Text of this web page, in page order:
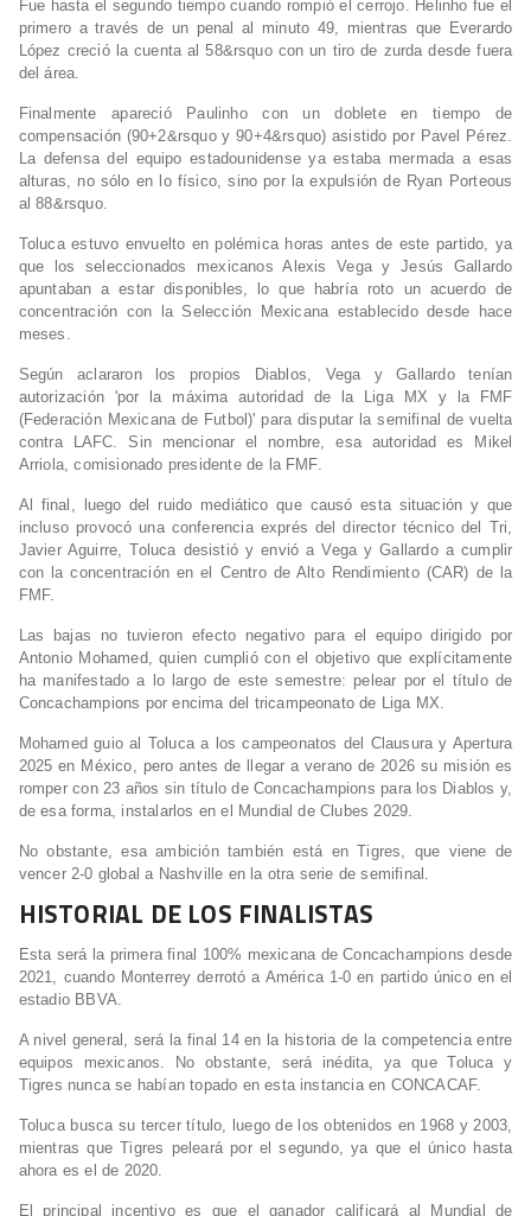
Fue hasta el segundo tiempo cuando rompió el cerrojo. Helinho fue el
primero a través de un penal al minuto 49, mientras que Everardo
López creció la cuenta al 58&rsquo con un tiro de zurda desde fuera
del área.
Finalmente apareció Paulinho con un doblete en tiempo de
compensación (90+2&rsquo y 90+4&rsquo) asistido por Pavel Pérez.
La defensa del equipo estadounidense ya estaba mermada a esas
alturas, no sólo en lo físico, sino por la expulsión de Ryan Porteous
al 88&rsquo.
Toluca estuvo envuelto en polémica horas antes de este partido, ya
que los seleccionados mexicanos Alexis Vega y Jesús Gallardo
apuntaban a estar disponibles, lo que habría roto un acuerdo de
concentración con la Selección Mexicana establecido desde hace
meses.
Según aclararon los propios Diablos, Vega y Gallardo tenían
autorización 'por la máxima autoridad de la Liga MX y la FMF
(Federación Mexicana de Futbol)' para disputar la semifinal de vuelta
contra LAFC. Sin mencionar el nombre, esa autoridad es Mikel
Arriola, comisionado presidente de la FMF.
Al final, luego del ruido mediático que causó esta situación y que
incluso provocó una conferencia exprés del director técnico del Tri,
Javier Aguirre, Toluca desistió y envió a Vega y Gallardo a cumplir
con la concentración en el Centro de Alto Rendimiento (CAR) de la
FMF.
Las bajas no tuvieron efecto negativo para el equipo dirigido por
Antonio Mohamed, quien cumplió con el objetivo que explícitamente
ha manifestado a lo largo de este semestre: pelear por el título de
Concachampions por encima del tricampeonato de Liga MX.
Mohamed guio al Toluca a los campeonatos del Clausura y Apertura
2025 en México, pero antes de llegar a verano de 2026 su misión es
romper con 23 años sin título de Concachampions para los Diablos y,
de esa forma, instalarlos en el Mundial de Clubes 2029.
No obstante, esa ambición también está en Tigres, que viene de
vencer 2-0 global a Nashville en la otra serie de semifinal.
HISTORIAL DE LOS FINALISTAS
Esta será la primera final 100% mexicana de Concachampions desde
2021, cuando Monterrey derrotó a América 1-0 en partido único en el
estadio BBVA.
A nivel general, será la final 14 en la historia de la competencia entre
equipos mexicanos. No obstante, será inédita, ya que Toluca y
Tigres nunca se habían topado en esta instancia en CONCACAF.
Toluca busca su tercer título, luego de los obtenidos en 1968 y 2003,
mientras que Tigres peleará por el segundo, ya que el único hasta
ahora es el de 2020.
El principal incentivo es que el ganador calificará al Mundial de